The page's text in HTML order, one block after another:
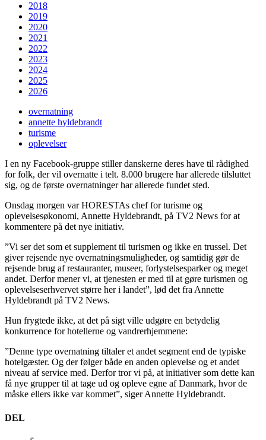
2018
2019
2020
2021
2022
2023
2024
2025
2026
overnatning
annette hyldebrandt
turisme
oplevelser
I en ny Facebook-gruppe stiller danskerne deres have til rådighed
for folk, der vil overnatte i telt. 8.000 brugere har allerede tilsluttet
sig, og de første overnatninger har allerede fundet sted.
Onsdag morgen var HORESTAs chef for turisme og
oplevelsesøkonomi, Annette Hyldebrandt, på TV2 News for at
kommentere på det nye initiativ.
”Vi ser det som et supplement til turismen og ikke en trussel. Det
giver rejsende nye overnatningsmuligheder, og samtidig gør de
rejsende brug af restauranter, museer, forlystelsesparker og meget
andet. Derfor mener vi, at tjenesten er med til at gøre turismen og
oplevelseserhvervet større her i landet”, lød det fra Annette
Hyldebrandt på TV2 News.
Hun frygtede ikke, at det på sigt ville udgøre en betydelig
konkurrence for hotellerne og vandrerhjemmene:
”Denne type overnatning tiltaler et andet segment end de typiske
hotelgæster. Og der følger både en anden oplevelse og et andet
niveau af service med. Derfor tror vi på, at initiativer som dette kan
få nye grupper til at tage ud og opleve egne af Danmark, hvor de
måske ellers ikke var kommet”, siger Annette Hyldebrandt.
DEL